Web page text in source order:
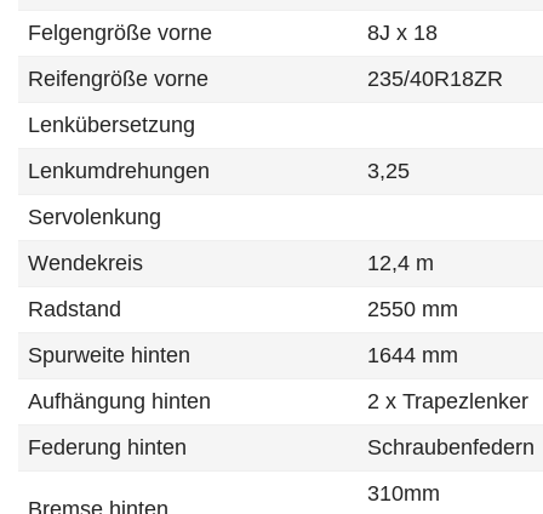
Felgengröße vorne
8J x 18
Reifengröße vorne
235/40R18ZR
Lenkübersetzung
Lenkumdrehungen
3,25
Servolenkung
Wendekreis
12,4 m
Radstand
2550 mm
Spurweite hinten
1644 mm
Aufhängung hinten
2 x Trapezlenker
Federung hinten
Schraubenfedern
Bremse hinten
310mm